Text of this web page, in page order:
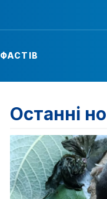
ФАСТІВ
Останні